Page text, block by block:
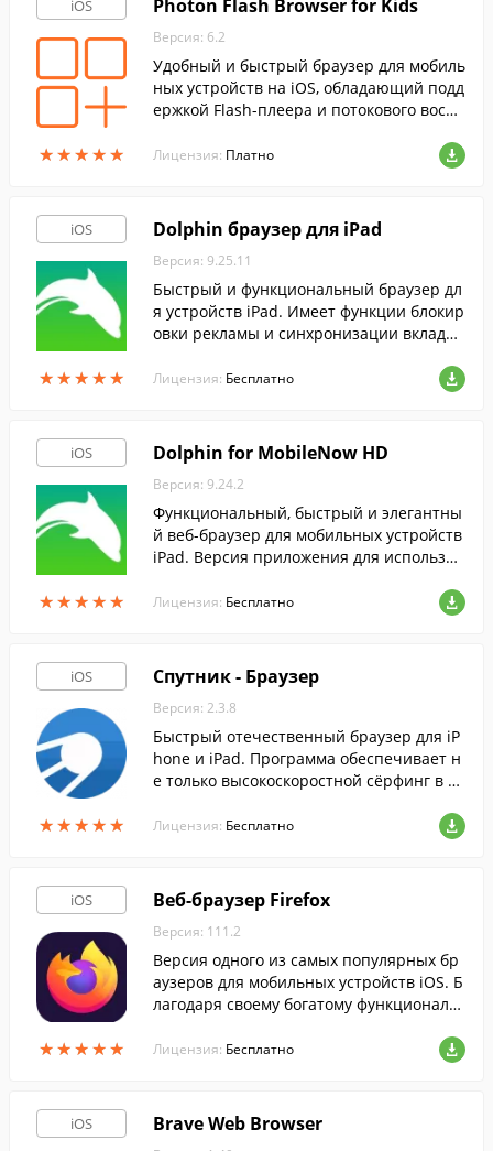
iOS
★★★★★
★★★★★
Photon Flash Browser for Kids
Версия: 6.2
Удобный и быстрый браузер для мобиль
ных устройств на iOS, обладающий подд
ержкой Flash-плеера и потокового воспр
ющий посещение сайтов для взрослых.
Лицензия: Платно
iOS
★★★★★
★★★★★
Dolphin браузер для iPad
Версия: 9.25.11
Быстрый и функциональный браузер дл
я устройств iPad. Имеет функции блокир
овки рекламы и синхронизации вкладок
я ПК.
Лицензия: Бесплатно
iOS
★★★★★
★★★★★
Dolphin for MobileNow HD
Версия: 9.24.2
Функциональный, быстрый и элегантны
й веб-браузер для мобильных устройств
iPad. Версия приложения для использов
Лицензия: Бесплатно
iOS
★★★★★
★★★★★
Спутник - Браузер
Версия: 2.3.8
Быстрый отечественный браузер для iP
hone и iPad. Программа обеспечивает н
е только высокоскоростной сёрфинг в и
омления о наличии опасного или непод
обающего содержимого на загружаемых
Лицензия: Бесплатно
iOS
★★★★★
★★★★★
Веб-браузер Firefox
Версия: 111.2
Версия одного из самых популярных бр
аузеров для мобильных устройств iOS. Б
лагодаря своему богатому функционалу,
мощником для полноценной работы в с
Лицензия: Бесплатно
iOS Brave Web Browser